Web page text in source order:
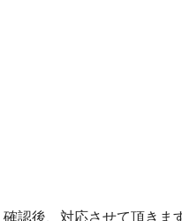
認後、対応させて頂きま